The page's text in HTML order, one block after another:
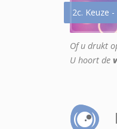
2c. Keuze
Of u drukt
U hoort de